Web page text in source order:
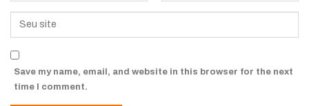
Save my name, email, and website in this browser for the next
time I comment.